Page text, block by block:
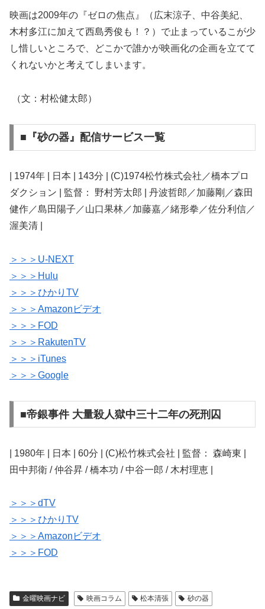
映画は2009年の『ゼロの焦点』（広末涼子、中谷美紀、
木村多江に加えて西島秀俊も！？）で止まっているこが少
し惜しいところで、どこかで誰かが映画化の企画を立てて
くれないかと考えてしまいます。
（文：村松健太郎）
■『砂の器』配信サービス一覧
| 1974年 | 日本 | 143分 | (C)1974松竹株式会社／橋本プロ
ダクション | 監督： 野村芳太郎 | 丹波哲郎／加藤剛／森田
健作／島田陽子／山口果林／加藤嘉／緒形拳／佐分利信／
渥美清 |
＞＞＞U-NEXT
＞＞＞Hulu
＞＞＞ひかりTV
＞＞＞Amazonビデオ
＞＞＞FOD
＞＞＞RakutenTV
＞＞＞iTunes
＞＞＞Google
■帝銀事件 大量殺人獄中三十二年の死刑囚
| 1980年 | 日本 | 60分 | (C)松竹株式会社 | 監督： 森崎東 |
田中邦衛 / 仲谷昇 / 橋本功 / 中谷一郎 / 木村理恵 |
＞＞＞dTV
＞＞＞ひかりTV
＞＞＞Amazonビデオ
＞＞＞FOD
金曜映画ナビ 映画コラム 松本清張 砂の器